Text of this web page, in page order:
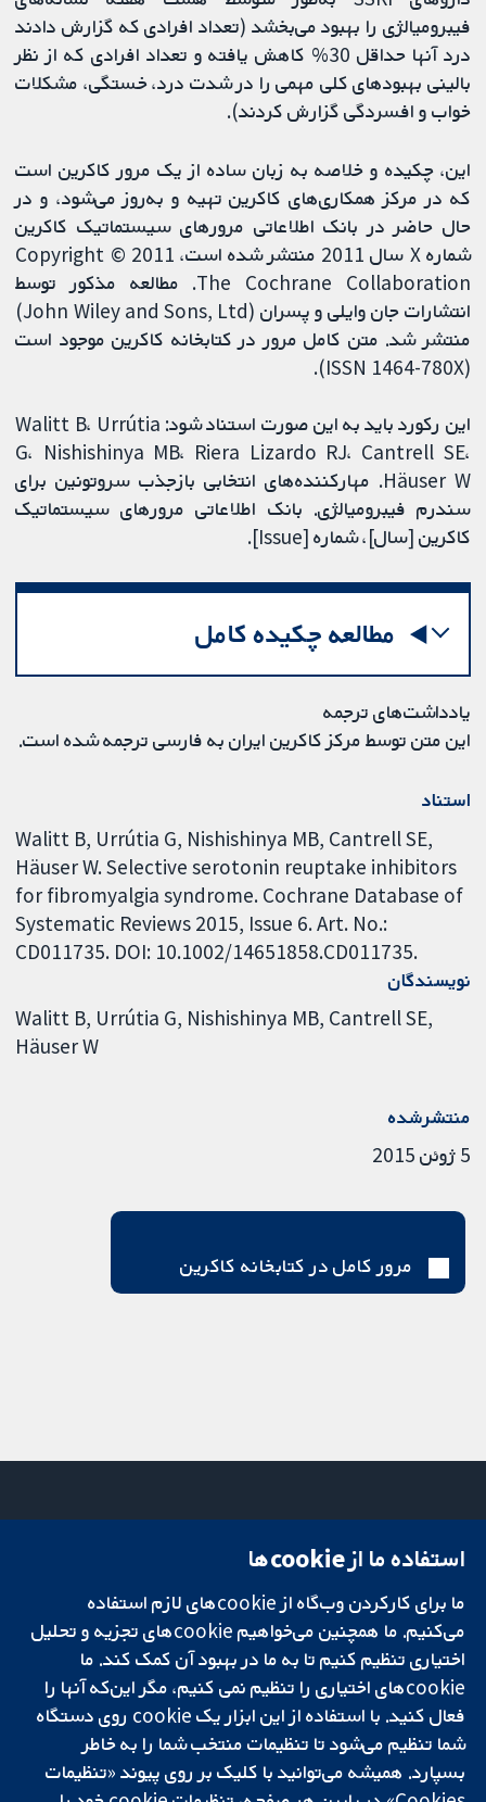
فیبرومیالژی را بهبود می‌بخشد (تعداد افرادی که گزارش دادند
درد آنها حداقل 30% کاهش یافته و تعداد افرادی که از نظر
بالینی بهبودهای کلی مهمی را در شدت درد، خستگی، مشکلات
خواب و افسردگی گزارش کردند).
این، چکیده و خلاصه به زبان ساده از یک مرور کاکرین است
که در مرکز همکاری‌های کاکرین تهیه و به‌روز می‌شود، و در
حال حاضر در بانک اطلاعاتی مرورهای سیستماتیک کاکرین
شماره X سال 2011 منتشر شده است، Copyright © 2011
The Cochrane Collaboration. مطالعه مذکور توسط
انتشارات جان وایلی و پسران (John Wiley and Sons, Ltd)
منتشر شد. متن کامل مرور در کتابخانه کاکرین موجود است
(ISSN 1464-780X).
این رکورد باید به این صورت استناد شود: Walitt B، Urrútia
G، Nishishinya MB، Riera Lizardo RJ، Cantrell SE،
Häuser W. مهارکننده‌های انتخابی بازجذب سروتونین برای
سندرم فیبرومیالژی. بانک اطلاعاتی مرورهای سیستماتیک
کاکرین [سال]، شماره [Issue].
مطالعه چکیده کامل
یادداشت‌های ترجمه
این متن توسط مرکز کاکرین ایران به فارسی ترجمه شده است.
استناد
Walitt B, Urrútia G, Nishishinya MB, Cantrell SE,
Häuser W. Selective serotonin reuptake inhibitors
for fibromyalgia syndrome. Cochrane Database of
Systematic Reviews 2015, Issue 6. Art. No.:
CD011735. DOI: 10.1002/14651858.CD011735.
نویسندگان
Walitt B Urrútia G Nishishinya MB Cantrell SE
Häuser W
منتشرشده
5 ژوئن 2015
مرور کامل در کتابخانه کاکرین
تحقیقات قابل
اعتماد.
تصمیم‌گیری آگاهانه.
سلامت بهتر.
میدان کاوندیش
لندن
W1G 0AN
بریتانیا
دفتر رسانه‌ای
درباره ما
فرصت‌های
شغلی
Cochrane
Library
استفاده ما از cookie‌ها
ما برای کارکردن وب‌گاه از cookie‌های لازم استفاده
می‌کنیم. ما همچنین می‌خواهیم cookie‌های تجزیه و تحلیل
اختیاری تنظیم کنیم تا به ما در بهبود آن کمک کند. ما
cookie‌های اختیاری را تنظیم نمی کنیم، مگر این‌که آنها را
فعال کنید. با استفاده از این ابزار یک cookie‌ روی دستگاه
شما تنظیم می‌شود تا تنظیمات منتخب شما را به خاطر
بسپارد. همیشه می‌توانید با کلیک بر روی پیوند «تنظیمات